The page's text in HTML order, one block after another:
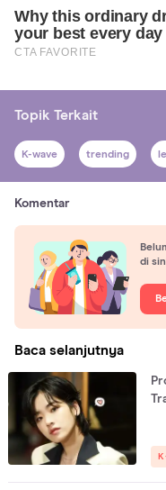
Topik Terkait
K-wave trending
Komentar
di
Baca selanjutnya